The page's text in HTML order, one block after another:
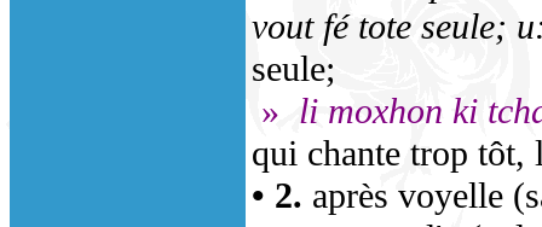
vout fé tote seule;
seule;
» li moxhon ki
qui chante trop tôt,
• 2. après voyelle